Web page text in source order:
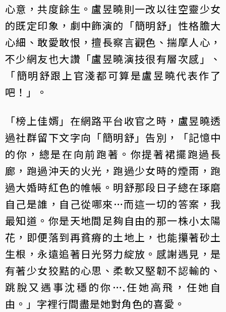
心意，共度餘生。盧昱曉則一改以往空靈少女
的既定印象，劇中飾演的「簡明舒」性格膽大
心細、敢愛敢恨，擅長察言觀色、揣摩人心，
不少網友也大讚「盧昱曉演技很有層次感」、
「簡明舒跟上官淺都可算是盧昱曉代表作了
吧！」。
「榜上佳婿」在網路平台收官之時，盧昱曉透
過社群留下文字向「簡明舒」告別，「記憶中
的你，總是在向前跑著。你提著裙擺跑過長
廊，跑過沖天的火光，跑過少女時的煙雨，跑
過大婚時紅色的帷帳。明舒那段日子總在琢磨
自己是誰，自己從哪來…而這一切的答案，我
最知道。你是天地間足夠自由的那一株小太陽
花，即便落到再貧瘠的土地上，也能攥著砂土
生根，永遠追著日光努力綻放。感謝遇見，是
有著少女狡黠的心思、柔軟又堅韌不認輸的、
跳脫又遇事沈穩的你….任她高飛，任她自
由。」字裡行間盡是她對角色的喜愛。